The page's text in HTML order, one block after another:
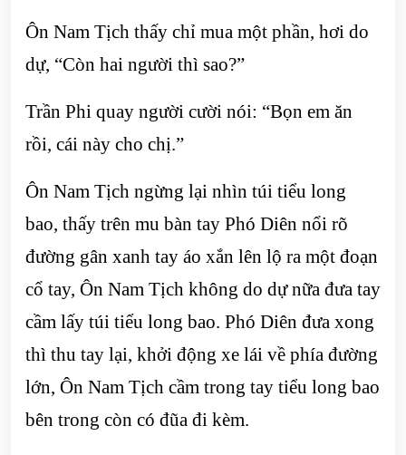
Ôn Nam Tịch thấy chỉ mua một phần, hơi do
dự, “Còn hai người thì sao?”
Trần Phi quay người cười nói: “Bọn em ăn
rồi, cái này cho chị.”
Ôn Nam Tịch ngừng lại nhìn túi tiểu long
bao, thấy trên mu bàn tay Phó Diên nổi rõ
đường gân xanh tay áo xắn lên lộ ra một đoạn
cổ tay, Ôn Nam Tịch không do dự nữa đưa tay
cầm lấy túi tiểu long bao. Phó Diên đưa xong
thì thu tay lại, khởi động xe lái về phía đường
lớn, Ôn Nam Tịch cầm trong tay tiểu long bao
bên trong còn có đũa đi kèm.